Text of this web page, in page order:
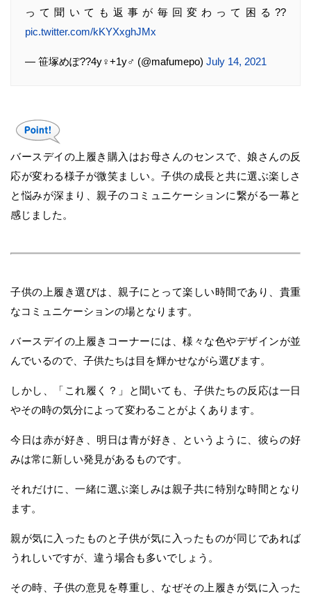
って聞いても返事が毎回変わって困る??
pic.twitter.com/kKYXxghJMx
— 笹塚めぽ??4y♀+1y♂ (@mafumepo) July 14, 2021
バースデイの上履き購入はお母さんのセンスで、娘さんの反
応が変わる様子が微笑ましい。子供の成長と共に選ぶ楽しさ
と悩みが深まり、親子のコミュニケーションに繋がる一幕と
感じました。
子供の上履き選びは、親子にとって楽しい時間であり、貴重
なコミュニケーションの場となります。
バースデイの上履きコーナーには、様々な色やデザインが並
んでいるので、子供たちは目を輝かせながら選びます。
しかし、「これ履く？」と聞いても、子供たちの反応は一日
やその時の気分によって変わることがよくあります。
今日は赤が好き、明日は青が好き、というように、彼らの好
みは常に新しい発見があるものです。
それだけに、一緒に選ぶ楽しみは親子共に特別な時間となり
ます。
親が気に入ったものと子供が気に入ったものが同じであれば
うれしいですが、違う場合も多いでしょう。
その時、子供の意見を尊重し、なぜその上履きが気に入った